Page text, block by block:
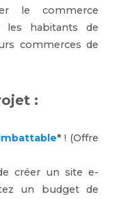
le commerce
les habitants de
commerces de
:
*! (Offre
créer un site e-
un budget de